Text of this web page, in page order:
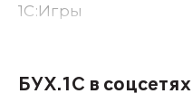
1C:Игры
1С:Консалтинг
БУХ.1С в соцсетях